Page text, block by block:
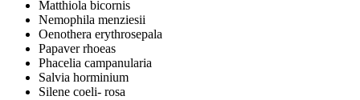
Matthiola bicornis
Nemophila menziesii
Oenothera erythrosepala
Papaver rhoeas
Phacelia campanularia
Salvia horminium
Silene coeli- rosa